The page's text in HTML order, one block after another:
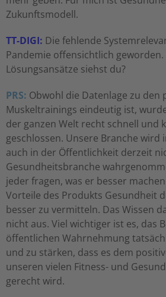
Zukunftsmodell.
TT-DIGI: Die fehlende
Pandemie offensichtlich geworden.
Lösungsansätze siehst du?
PRS: Obwohl die Datenlage zu den
Muskeltrainings eindeutig ist,
der ganzen Welt recht schnell und
geschlossen. Unsere Branche wird
auch in der Öffentlichkeit derzeit
Gesundheitsbranche
jeder fragen, was er besser
Vorteile des Produkts Gesundheit
besser zu vermitteln. Das Wissen
nicht aus. Viel wichtiger ist es, das
öffentlichen Wahrnehmung
und zu stärken, dass es dem
unseren vielen Fitness- und
gerecht wird.